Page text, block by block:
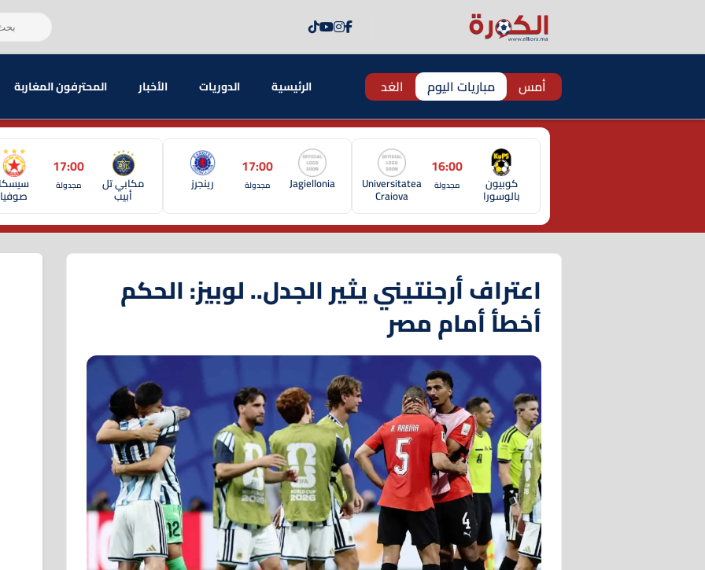
أمس مباريات اليوم الغد الرئيسية الدوريات الأخبار المحترفون المغاربة
كوبيون
بالوسورا
16:00
مجدولة Universitatea
Craiova
Jagiellonia
17:00
مجدولة رينجرز مكابي تل
أبيب
17:00
مجدولة سيسكا
صوفيا
اعتراف أرجنتيني يثير الجدل.. لوبيز: الحكم
أخطأ أمام مصر